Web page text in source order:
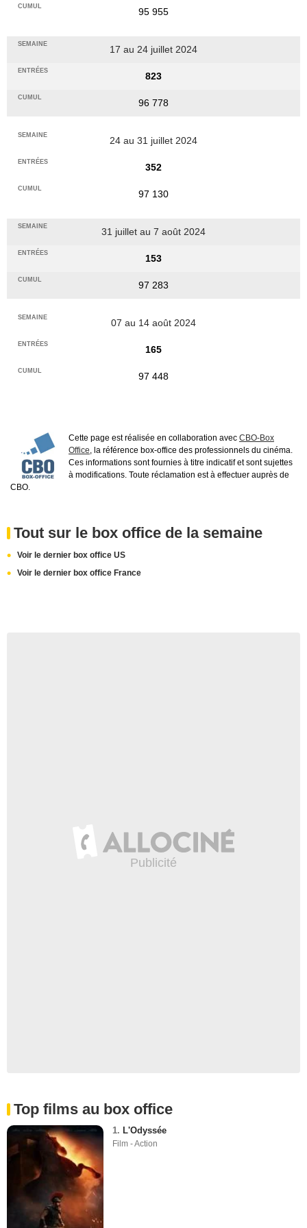
95 955
17 au 24 juillet 2024
823
96 778
24 au 31 juillet 2024
352
97 130
31 juillet au 7 août 2024
153
97 283
07 au 14 août 2024
165
97 448
Cette page est réalisée en collaboration avec CBO-Box
Office, la référence box-office des professionnels du cinéma.
Ces informations sont fournies à titre indicatif et sont sujettes
à modifications. Toute réclamation est à effectuer auprès de
CBO.
Tout sur le box office de la semaine
Voir le dernier box office US
Voir le dernier box office France
Top films au box office
1. L'Odyssée
Film - Action